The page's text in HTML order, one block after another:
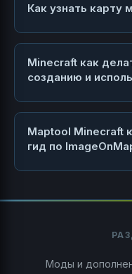
Как узнать карту
Minecraft как
созданию и
Maptool Minecraft
гид по
Моды и